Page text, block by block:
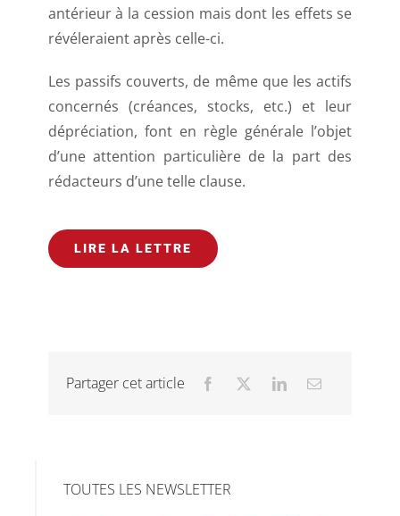
antérieur à la cession mais dont les effets se
révéleraient après celle-ci.
Les passifs couverts, de même que les actifs
concernés (créances, stocks, etc.) et leur
dépréciation, font en règle générale l’objet
d’une attention particulière de la part des
rédacteurs d’une telle clause.
LIRE LA LETTRE
Partager cet article
TOUTES LES NEWSLETTER